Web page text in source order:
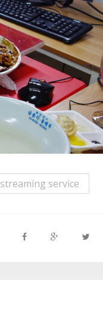
streaming service